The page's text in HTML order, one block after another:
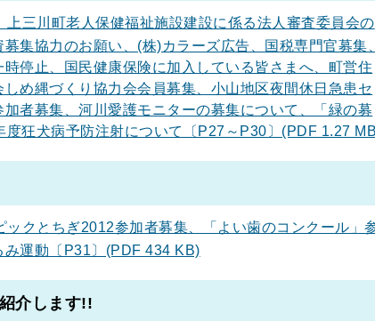
上三川町老人保健福祉施設建設に係る法人審査委員会の
集協力のお願い、(株)カラーズ広告、国税専門官募集
停止、国民健康保険に加入している皆さまへ、町営住
め縄づくり協力会会員募集、小山地区夜間休日急患セ
者募集、河川愛護モニターの募集について、「緑の募
狂犬病予防注射について〔P27～P30〕(PDF 1.27
ックとちぎ2012参加者募集、「よい歯のコンクール」
み運動〔P31〕(PDF 434 KB)
介します!!